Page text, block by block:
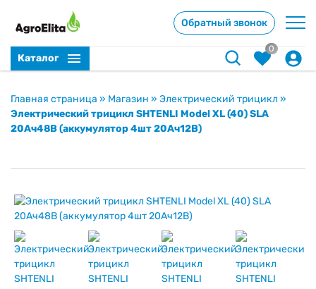
Обратный звонок
Каталог
0
Главная страница » Магазин » Электрический трицикл »
Электрический трицикл SHTENLI Model XL (40) SLA
20Ач48В (аккумулятор 4шт 20Ач12В)